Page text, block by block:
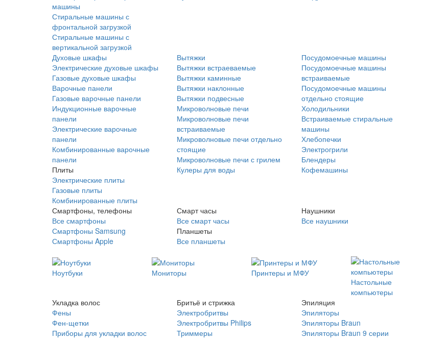
машины
Стиральные машины с
фронтальной загрузкой
Стиральные машины с
вертикальной загрузкой
Духовые шкафы
Электрические духовые шкафы
Газовые духовые шкафы
Варочные панели
Газовые варочные панели
Индукционные варочные
панели
Электрические варочные
панели
Комбинированные варочные
панели
Плиты
Электрические плиты
Газовые плиты
Комбинированные плиты
Вытяжки
Вытяжки встраеваемые
Вытяжки каминные
Вытяжки наклонные
Вытяжки подвесные
Микроволновые печи
Микроволновые печи
встраиваемые
Микроволновые печи отдельно
стоящие
Микроволновые печи с грилем
Кулеры для воды
Посудомоечные машины
Посудомоечные машины
встраиваемые
Посудомоечные машины
отдельно стоящие
Холодильники
Встраиваемые стиральные
машины
Хлебопечки
Электрогрили
Блендеры
Кофемашины
Смартфоны, телефоны
Все смартфоны
Смартфоны Samsung
Смартфоны Apple
Смарт часы
Все смарт часы
Планшеты
Все планшеты
Наушники
Все наушники
Ноутбуки Мониторы
Принтеры и МФУ
Настольные
компьютеры
Укладка волос
Фены
Фен-щетки
Приборы для укладки волос
Бритьё и стрижка
Электробритвы
Электробритвы Philips
Триммеры
Эпиляция
Эпиляторы
Эпиляторы Braun
Эпиляторы Braun 9 серии